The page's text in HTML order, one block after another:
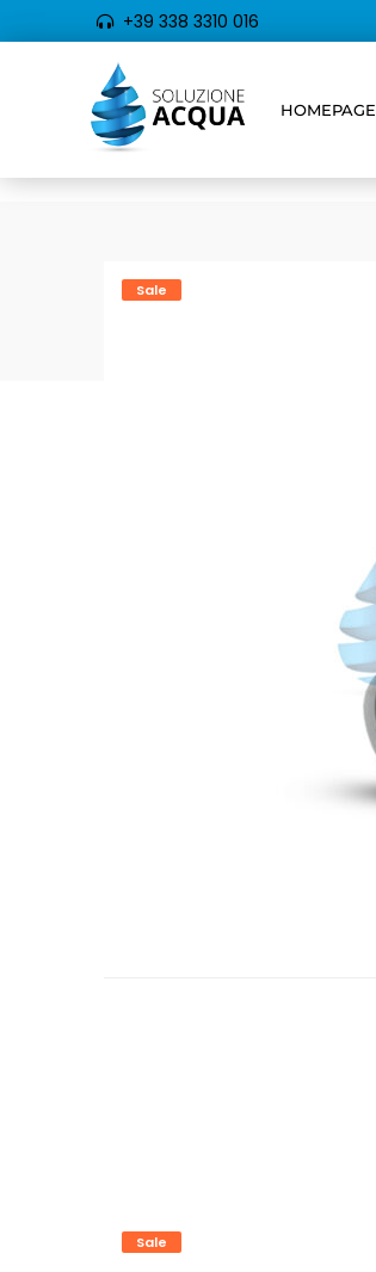
+39 338 3310 016
HOMEPAGE
Sale
Sale